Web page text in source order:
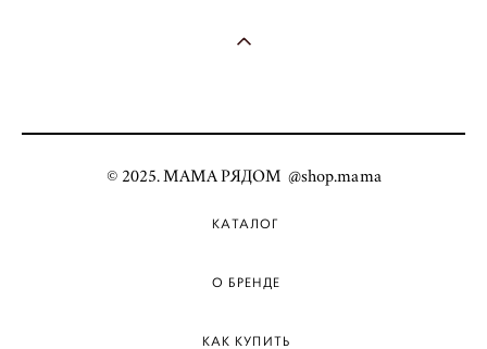
© 2025. МАМА РЯДОМ @shop.mama
КАТАЛОГ
О БРЕНДЕ
КАК КУПИТЬ